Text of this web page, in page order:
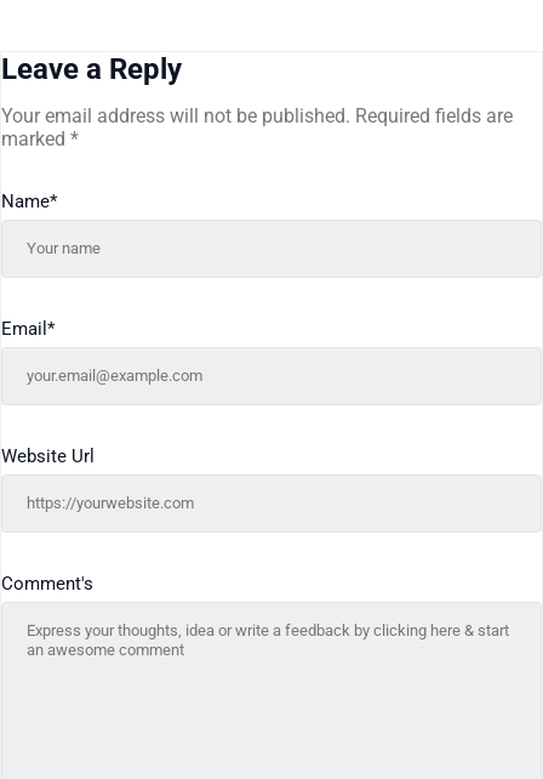
Leave a Reply
Your email address will not be published. Required fields are
marked *
Comment's
Name*
Email *
Website Url